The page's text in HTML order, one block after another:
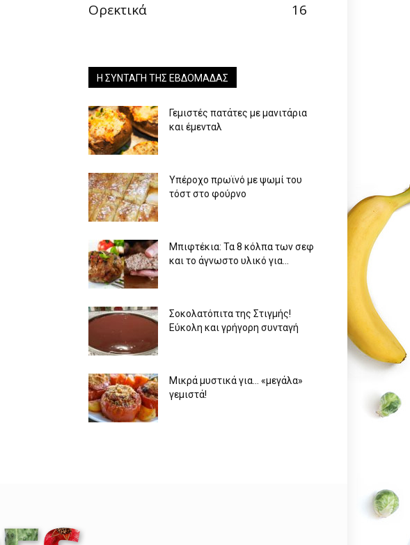
Ορεκτικά
16
Η ΣΥΝΤΑΓΉ ΤΗΣ ΕΒΔΟΜΆΔΑΣ
Γεμιστές πατάτες με μανιτάρια
και έμενταλ
Υπέροχο πρωϊνό με ψωμί του
τόστ στο φούρνο
Μπιφτέκια: Τα 8 κόλπα των σεφ
και το άγνωστο υλικό για...
Σοκολατόπιτα της Στιγμής!
Εύκολη και γρήγορη συνταγή
Μικρά μυστικά για… «μεγάλα»
γεμιστά!